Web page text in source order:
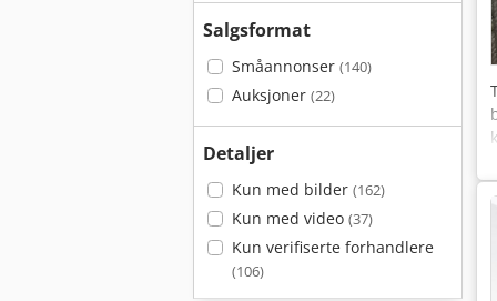
Salgsformat
Småannonser (140)
Auksjoner (22)
Detaljer
Kun med bilder (162)
Kun med video (37)
Kun verifiserte forhandlere
(106)